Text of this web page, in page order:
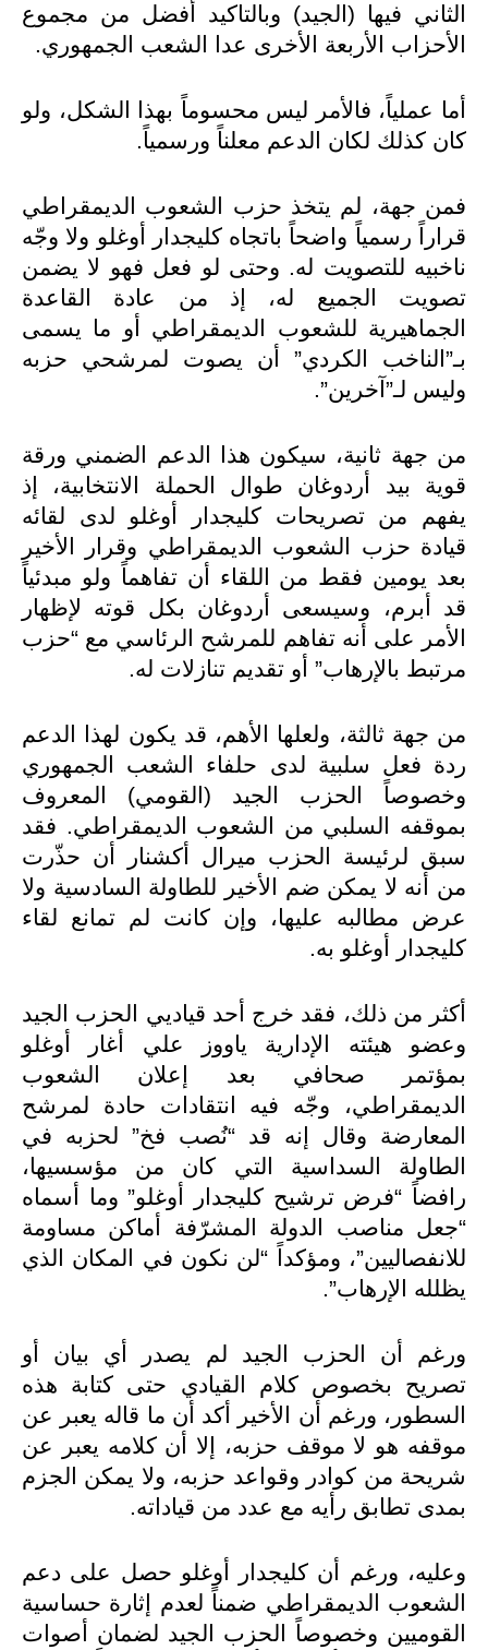
الثاني فيها (الجيد) وبالتاكيد أفضل من مجموع
الأحزاب الأربعة الأخرى عدا الشعب الجمهوري.
أما عملياً، فالأمر ليس محسوماً بهذا الشكل، ولو
كان كذلك لكان الدعم معلناً ورسمياً.
فمن جهة، لم يتخذ حزب الشعوب الديمقراطي
قراراً رسمياً واضحاً باتجاه كليجدار أوغلو ولا وجّه
ناخبيه للتصويت له. وحتى لو فعل فهو لا يضمن
تصويت الجميع له، إذ من عادة القاعدة
الجماهيرية للشعوب الديمقراطي أو ما يسمى
بـ”الناخب الكردي” أن يصوت لمرشحي حزبه
وليس لـ”آخرين”.
من جهة ثانية، سيكون هذا الدعم الضمني ورقة
قوية بيد أردوغان طوال الحملة الانتخابية، إذ
يفهم من تصريحات كليجدار أوغلو لدى لقائه
قيادة حزب الشعوب الديمقراطي وقرار الأخير
بعد يومين فقط من اللقاء أن تفاهماً ولو مبدئياً
قد أبرم، وسيسعى أردوغان بكل قوته لإظهار
الأمر على أنه تفاهم للمرشح الرئاسي مع “حزب
مرتبط بالإرهاب” أو تقديم تنازلات له.
من جهة ثالثة، ولعلها الأهم، قد يكون لهذا الدعم
ردة فعل سلبية لدى حلفاء الشعب الجمهوري
وخصوصاً الحزب الجيد (القومي) المعروف
بموقفه السلبي من الشعوب الديمقراطي. فقد
سبق لرئيسة الحزب ميرال أكشنار أن حذّرت
من أنه لا يمكن ضم الأخير للطاولة السادسية ولا
عرض مطالبه عليها، وإن كانت لم تمانع لقاء
كليجدار أوغلو به.
أكثر من ذلك، فقد خرج أحد قياديي الحزب الجيد
وعضو هيئته الإدارية ياووز علي أغار أوغلو
بمؤتمر صحافي بعد إعلان الشعوب
الديمقراطي، وجّه فيه انتقادات حادة لمرشح
المعارضة وقال إنه قد “نُصب فخ” لحزبه في
الطاولة السداسية التي كان من مؤسسيها،
رافضاً “فرض ترشيح كليجدار أوغلو” وما أسماه
“جعل مناصب الدولة المشرّفة أماكن مساومة
للانفصاليين”، ومؤكداً “لن نكون في المكان الذي
يظلله الإرهاب”.
ورغم أن الحزب الجيد لم يصدر أي بيان أو
تصريح بخصوص كلام القيادي حتى كتابة هذه
السطور، ورغم أن الأخير أكد أن ما قاله يعبر عن
موقفه هو لا موقف حزبه، إلا أن كلامه يعبر عن
شريحة من كوادر وقواعد حزبه، ولا يمكن الجزم
بمدى تطابق رأيه مع عدد من قياداته.
وعليه، ورغم أن كليجدار أوغلو حصل على دعم
الشعوب الديمقراطي ضمناً لعدم إثارة حساسية
القوميين وخصوصاً الحزب الجيد لضمان أصوات